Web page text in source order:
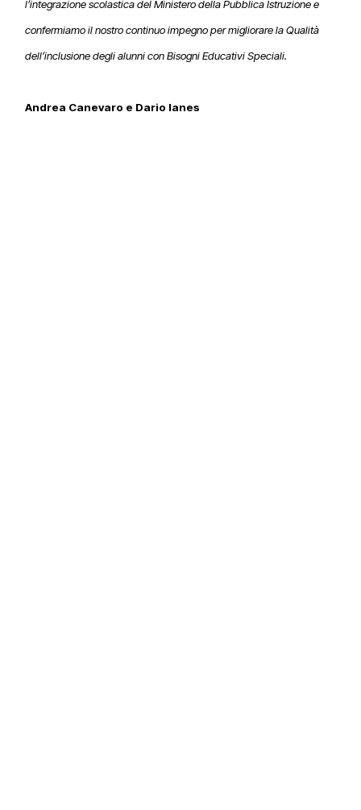
l’integrazione scolastica del Ministero della Pubblica Istruzione e
confermiamo il nostro continuo impegno per migliorare la Qualità
dell’inclusione degli alunni con Bisogni Educativi Speciali.
Andrea Canevaro e Dario Ianes